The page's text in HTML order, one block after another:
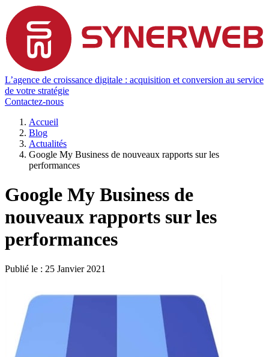
L’agence de croissance digitale : acquisition et conversion au service
de votre stratégie
Contactez-nous
Accueil
Blog
Actualités
Google My Business de nouveaux rapports sur les
performances
Google My Business de
nouveaux rapports sur les
performances
Publié le : 25 Janvier 2021